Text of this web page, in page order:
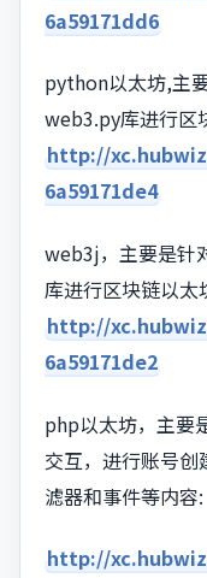
6a59171dd6
python以太坊,主
web3.py库进行区
http://
6a59171de4
web3j，主要是针
库进行区块链以太
http://
6a59171de2
php以太坊，主要
交互，进行账号
滤器和事件等内容:
http://